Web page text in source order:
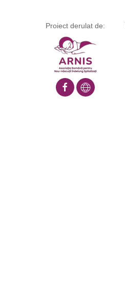
Proiect derulat de: